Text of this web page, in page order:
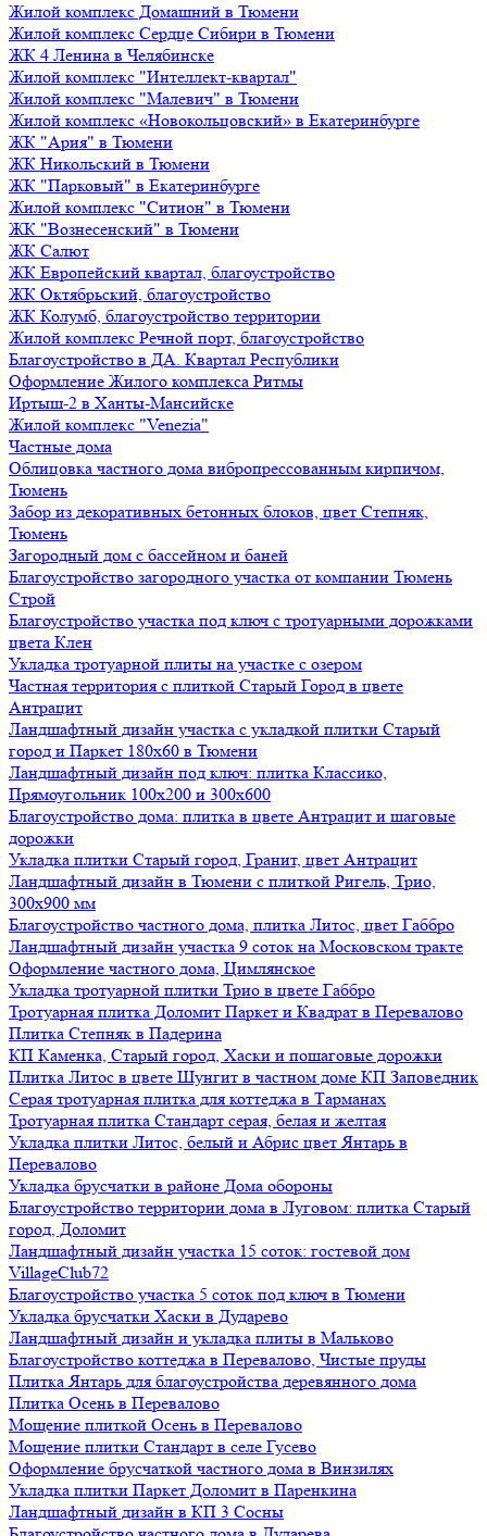
Жилой комплекс Домашний в Тюмени
Жилой комплекс Сердце Сибири в Тюмени
ЖК 4 Ленина в Челябинске
Жилой комплекс "Интеллект-квартал"
Жилой комплекс "Малевич" в Тюмени
Жилой комплекс «Новокольцовский» в Екатеринбурге
ЖК "Ария" в Тюмени
ЖК Никольский в Тюмени
ЖК "Парковый" в Екатеринбурге
Жилой комплекс "Ситион" в Тюмени
ЖК "Вознесенский" в Тюмени
ЖК Салют
ЖК Европейский квартал, благоустройство
ЖК Октябрьский, благоустройство
ЖК Колумб, благоустройство территории
Жилой комплекс Речной порт, благоустройство
Благоустройство в ДА. Квартал Республики
Оформление Жилого комплекса Ритмы
Иртыш-2 в Ханты-Мансийске
Жилой комплекс "Venezia"
Частные дома
Облицовка частного дома вибропрессованным кирпичом,
Тюмень
Забор из декоративных бетонных блоков, цвет Степняк,
Тюмень
Загородный дом с бассейном и баней
Благоустройство загородного участка от компании Тюмень
Строй
Благоустройство участка под ключ с тротуарными дорожками
цвета Клен
Укладка тротуарной плиты на участке с озером
Частная территория с плиткой Старый Город в цвете
Антрацит
Ландшафтный дизайн участка с укладкой плитки Старый
город и Паркет 180х60 в Тюмени
Ландшафтный дизайн под ключ: плитка Классико,
Прямоугольник 100х200 и 300х600
Благоустройство дома: плитка в цвете Антрацит и шаговые
дорожки
Укладка плитки Старый город, Гранит, цвет Антрацит
Ландшафтный дизайн в Тюмени с плиткой Ригель, Трио,
300х900 мм
Благоустройство частного дома, плитка Литос, цвет Габбро
Ландшафтный дизайн участка 9 соток на Московском тракте
Оформление частного дома, Цимлянское
Укладка тротуарной плитки Трио в цвете Габбро
Тротуарная плитка Доломит Паркет и Квадрат в Перевалово
Плитка Степняк в Падерина
КП Каменка, Старый город, Хаски и пошаговые дорожки
Плитка Литос в цвете Шунгит в частном доме КП Заповедник
Серая тротуарная плитка для коттеджа в Тарманах
Тротуарная плитка Стандарт серая, белая и желтая
Укладка плитки Литос, белый и Абрис цвет Янтарь в
Перевалово
Укладка брусчатки в районе Дома обороны
Благоустройство территории дома в Луговом: плитка Старый
город, Доломит
Ландшафтный дизайн участка 15 соток: гостевой дом
VillageClub72
Благоустройство участка 5 соток под ключ в Тюмени
Укладка брусчатки Хаски в Дударево
Ландшафтный дизайн и укладка плиты в Мальково
Благоустройство коттеджа в Перевалово, Чистые пруды
Плитка Янтарь для благоустройства деревянного дома
Плитка Осень в Перевалово
Мощение плиткой Осень в Перевалово
Мощение плитки Стандарт в селе Гусево
Оформление брусчаткой частного дома в Винзилях
Укладка плитки Паркет Доломит в Паренкина
Ландшафтный дизайн в КП 3 Сосны